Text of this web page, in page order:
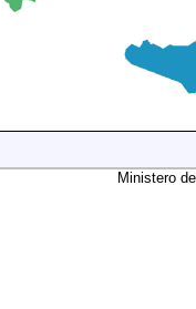
Ministero